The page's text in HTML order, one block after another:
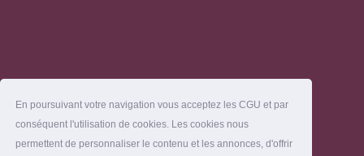
En poursuivant votre navigation vous acceptez les CGU et par
conséquent l'utilisation de cookies. Les cookies nous
permettent de personnaliser le contenu et les annonces, d'offrir